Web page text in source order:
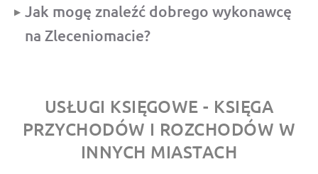
Jak mogę znaleźć dobrego wykonawcę
na Zleceniomacie?
USŁUGI KSIĘGOWE - KSIĘGA
PRZYCHODÓW I ROZCHODÓW W
INNYCH MIASTACH